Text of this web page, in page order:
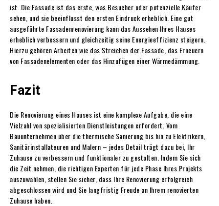
ist. Die Fassade ist das erste, was Besucher oder potenzielle Käufer
sehen, und sie beeinflusst den ersten Eindruck erheblich. Eine gut
ausgeführte Fassadenrenovierung kann das Aussehen Ihres Hauses
erheblich verbessern und gleichzeitig seine Energieeffizienz steigern.
Hierzu gehören Arbeiten wie das Streichen der Fassade, das Erneuern
von Fassadenelementen oder das Hinzufügen einer Wärmedämmung.
Fazit
Die Renovierung eines Hauses ist eine komplexe Aufgabe, die eine
Vielzahl von spezialisierten Dienstleistungen erfordert. Vom
Bauunternehmen über die thermische Sanierung bis hin zu Elektrikern,
Sanitärinstallateuren und Malern – jedes Detail trägt dazu bei, Ihr
Zuhause zu verbessern und funktionaler zu gestalten. Indem Sie sich
die Zeit nehmen, die richtigen Experten für jede Phase Ihres Projekts
auszuwählen, stellen Sie sicher, dass Ihre Renovierung erfolgreich
abgeschlossen wird und Sie langfristig Freude an Ihrem renovierten
Zuhause haben.